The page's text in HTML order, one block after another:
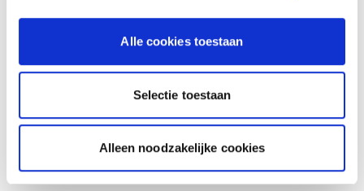
Alle cookies toestaan
Selectie toestaan
Alleen noodzakelijke cookies